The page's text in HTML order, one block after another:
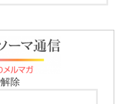
解除